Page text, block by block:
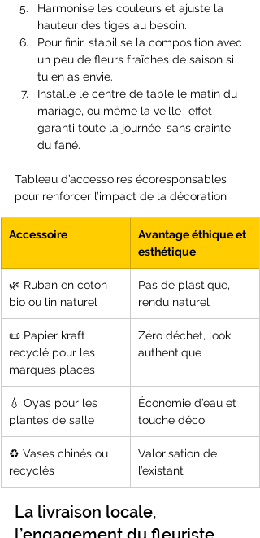
Harmonise les couleurs et ajuste la
hauteur des tiges au besoin.
Pour finir, stabilise la composition avec
un peu de fleurs fraîches de saison si
tu en as envie.
Installe le centre de table le matin du
mariage, ou même la veille : effet
garanti toute la journée, sans crainte
du fané.
Tableau d’accessoires écoresponsables
pour renforcer l’impact de la décoration
Accessoire
Avantage éthique et
esthétique
🌿 Ruban en coton
bio ou lin naturel
Pas de plastique,
rendu naturel
📜 Papier kraft
recyclé pour les
marques places
Zéro déchet, look
authentique
💧 Oyas pour les
plantes de salle
Économie d’eau et
touche déco
♻️ Vases chinés ou
recyclés
Valorisation de
l’existant
La livraison locale,